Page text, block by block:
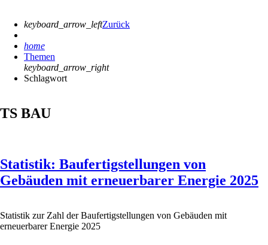
keyboard_arrow_leftZurück
home
Themen
keyboard_arrow_right
Schlagwort
TS BAU
Statistik: Baufertigstellungen von
Gebäuden mit erneuerbarer Energie 2025
Statistik zur Zahl der Baufertigstellungen von Gebäuden mit
erneuerbarer Energie 2025